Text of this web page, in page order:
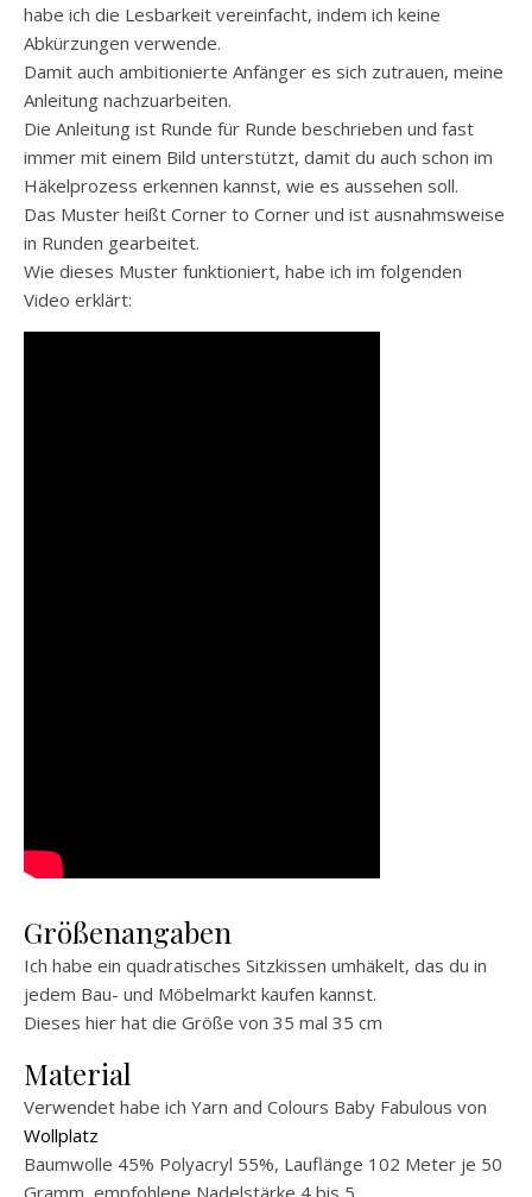
habe ich die Lesbarkeit vereinfacht, indem ich keine
Abkürzungen verwende.
Damit auch ambitionierte Anfänger es sich zutrauen, meine
Anleitung nachzuarbeiten.
Die Anleitung ist Runde für Runde beschrieben und fast
immer mit einem Bild unterstützt, damit du auch schon im
Häkelprozess erkennen kannst, wie es aussehen soll.
Das Muster heißt Corner to Corner und ist ausnahmsweise
in Runden gearbeitet.
Wie dieses Muster funktioniert, habe ich im folgenden
Video erklärt:
Größenangaben
Ich habe ein quadratisches Sitzkissen umhäkelt, das du in
jedem Bau- und Möbelmarkt kaufen kannst.
Dieses hier hat die Größe von 35 mal 35 cm
Material
Verwendet habe ich Yarn and Colours Baby Fabulous von
Wollplatz
Baumwolle 45% Polyacryl 55%, Lauflänge 102 Meter je 50
Gramm, empfohlene Nadelstärke 4 bis 5